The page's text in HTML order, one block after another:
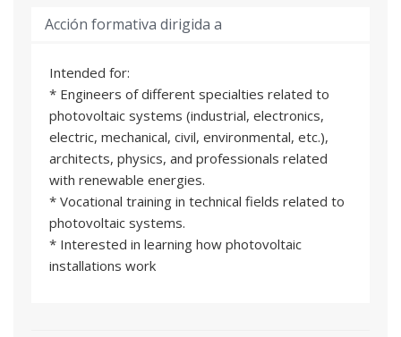
Acción formativa dirigida a
Intended for:
* Engineers of different specialties related to
photovoltaic systems (industrial, electronics,
electric, mechanical, civil, environmental, etc.),
architects, physics, and professionals related
with renewable energies.
* Vocational training in technical fields related to
photovoltaic systems.
* Interested in learning how photovoltaic
installations work